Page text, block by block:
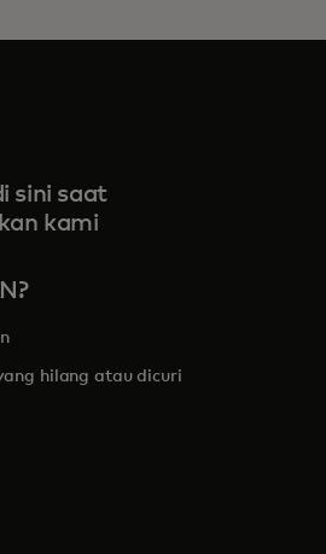
sini saat
kami
hilang atau dicuri